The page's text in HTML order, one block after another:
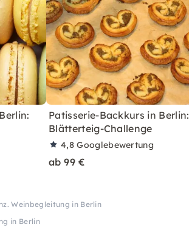
Patisserie-Backkurs in Berlin:
Blätterteig-Challenge
4,8Googlebewertung
ab 99 €
Weinbegleitung in Berlin
in Berlin